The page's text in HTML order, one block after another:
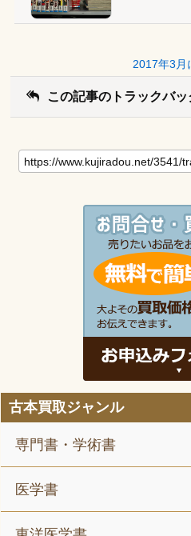
2017年3月
この記事のトラックバ
古本買取ジャンル
専門書・学術書
医学書